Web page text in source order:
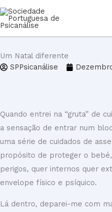
Skip
Um Natal diferente
SPPsicanálise
Quando entrei na “gruta” de
a sensação de entrar num
uma série de cuidados de
propósito de proteger o
perigos, quer internos quer
envelope físico e psíquico.
Lá dentro, deparei-me com